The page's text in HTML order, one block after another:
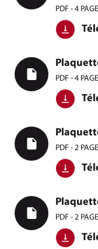
PDF - 4
PDF - 4
PDF - 2
PDF - 2